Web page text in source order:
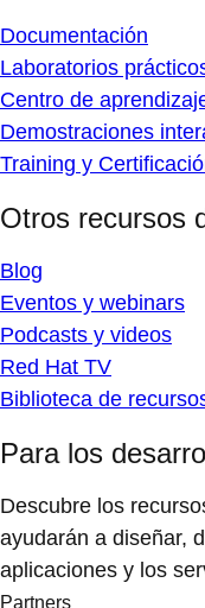
Documentación
Laboratorios
Centro de
Demostraciones
Training y
Otros recursos
Blog
Eventos y webinars
Podcasts y videos
Red Hat TV
Biblioteca de
Para los
Descubre los
ayudarán a diseñar,
aplicaciones y los
Partners